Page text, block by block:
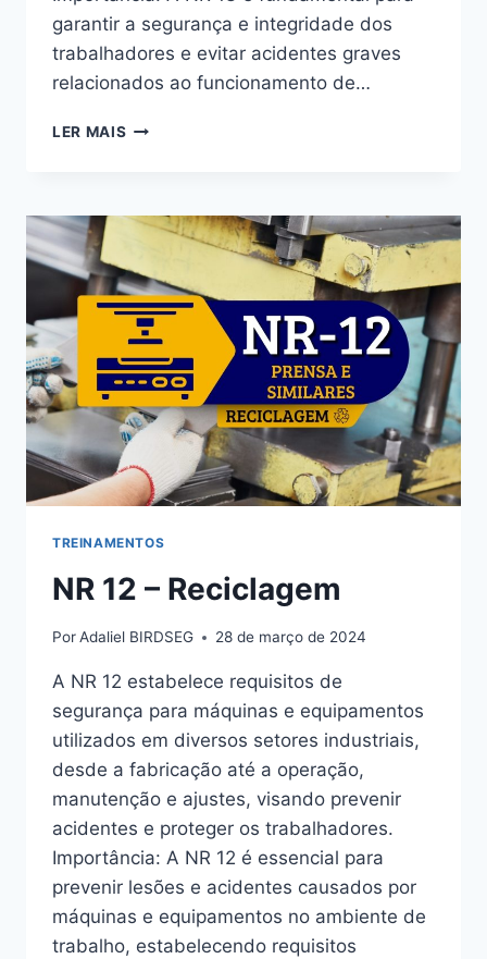
garantir a segurança e integridade dos
trabalhadores e evitar acidentes graves
relacionados ao funcionamento de…
LER MAIS
TREINAMENTOS
NR 12 – Reciclagem
PorAdaliel BIRDSEG 28 de março de 2024
A NR 12 estabelece requisitos de
segurança para máquinas e equipamentos
utilizados em diversos setores industriais,
desde a fabricação até a operação,
manutenção e ajustes, visando prevenir
acidentes e proteger os trabalhadores.
Importância: A NR 12 é essencial para
prevenir lesões e acidentes causados por
máquinas e equipamentos no ambiente de
trabalho, estabelecendo requisitos